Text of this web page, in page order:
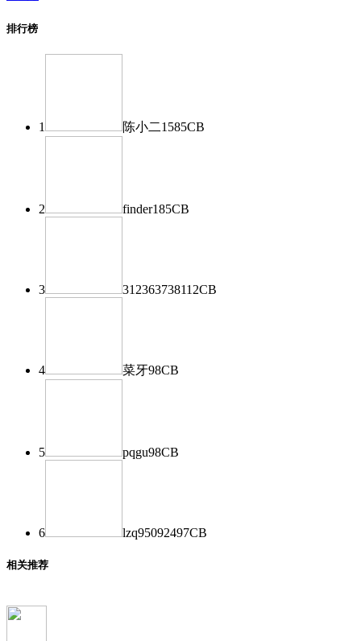
排行榜
1 陈小二1585CB
2 finder185CB
3 312363738112CB
4 菜牙98CB
5 pqgu98CB
6 lzq95092497CB
相关推荐